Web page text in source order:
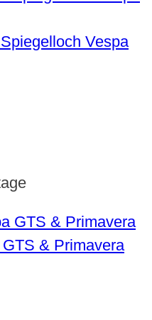
Vespa
& Primavera